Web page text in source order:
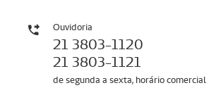
Ouvidoria
21 3803-1120
21 3803-1121
de segunda a sexta, horário comercial